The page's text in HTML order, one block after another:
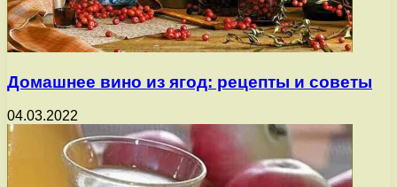
Домашнее вино из ягод: рецепты и советы
04.03.2022